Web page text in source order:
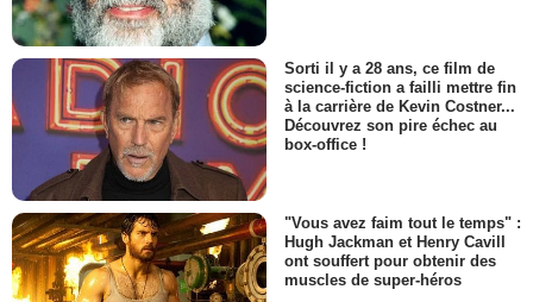
Sorti il y a 28 ans, ce film de
science-fiction a failli mettre fin
à la carrière de Kevin Costner...
Découvrez son pire échec au
box-office !
"Vous avez faim tout le temps" :
Hugh Jackman et Henry Cavill
ont souffert pour obtenir des
muscles de super-héros